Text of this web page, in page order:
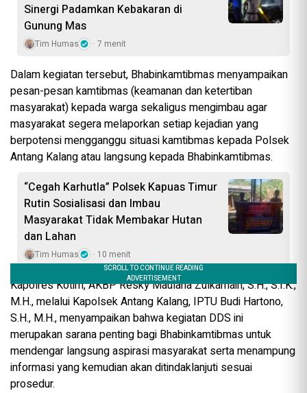
Sinergi Padamkan Kebakaran di
Gunung Mas
Tim Humas 7 menit
Dalam kegiatan tersebut, Bhabinkamtibmas menyampaikan
pesan-pesan kamtibmas (keamanan dan ketertiban
masyarakat) kepada warga sekaligus mengimbau agar
masyarakat segera melaporkan setiap kejadian yang
berpotensi mengganggu situasi kamtibmas kepada Polsek
Antang Kalang atau langsung kepada Bhabinkamtibmas.
“Cegah Karhutla” Polsek Kapuas Timur
Rutin Sosialisasi dan Imbau
Masyarakat Tidak Membakar Hutan
dan Lahan
Tim Humas 10 menit
Kapolres Kotim, AKBP Resky Maulana Zulkarnain, S.H., S.I.K.,
M.H., melalui Kapolsek Antang Kalang, IPTU Budi Hartono,
S.H., M.H., menyampaikan bahwa kegiatan DDS ini
merupakan sarana penting bagi Bhabinkamtibmas untuk
mendengar langsung aspirasi masyarakat serta menampung
informasi yang kemudian akan ditindaklanjuti sesuai
prosedur.